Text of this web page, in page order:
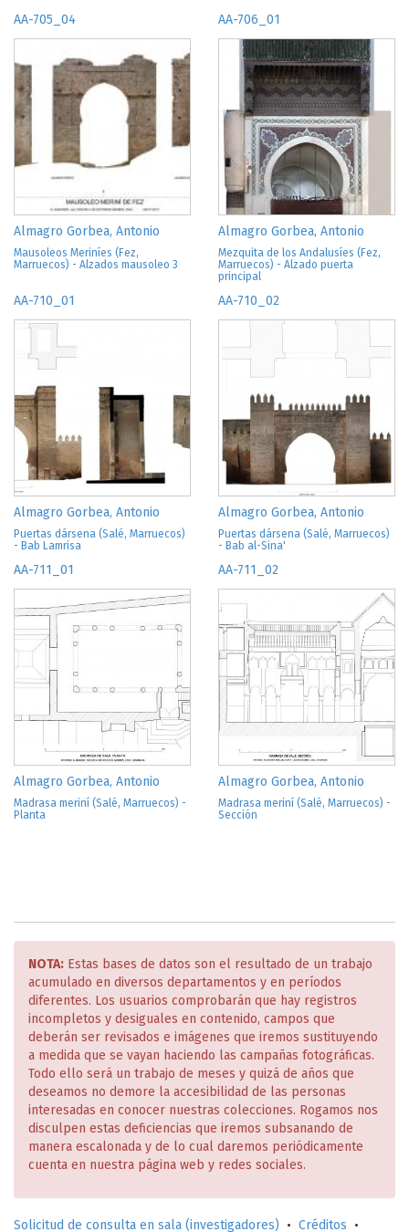
AA-705_04
Almagro Gorbea, Antonio
Mausoleos Meriníes (Fez,
Marruecos) - Alzados mausoleo 3
AA-706_01
Almagro Gorbea, Antonio
Mezquita de los Andalusíes (Fez,
Marruecos) - Alzado puerta
principal
AA-710_01
Almagro Gorbea, Antonio
Puertas dársena (Salé, Marruecos)
- Bab Lamrisa
AA-710_02
Almagro Gorbea, Antonio
Puertas dársena (Salé, Marruecos)
- Bab al-Sina'
AA-711_01
Almagro Gorbea, Antonio
Madrasa meriní (Salé, Marruecos) -
Planta
AA-711_02
Almagro Gorbea, Antonio
Madrasa meriní (Salé, Marruecos) -
Sección
NOTA: Estas bases de datos son el resultado de un trabajo
acumulado en diversos departamentos y en períodos
diferentes. Los usuarios comprobarán que hay registros
incompletos y desiguales en contenido, campos que
deberán ser revisados e imágenes que iremos sustituyendo
a medida que se vayan haciendo las campañas fotográficas.
Todo ello será un trabajo de meses y quizá de años que
deseamos no demore la accesibilidad de las personas
interesadas en conocer nuestras colecciones. Rogamos nos
disculpen estas deficiencias que iremos subsanando de
manera escalonada y de lo cual daremos periódicamente
cuenta en nuestra página web y redes sociales.
Solicitud de consulta en sala (investigadores) • Créditos •